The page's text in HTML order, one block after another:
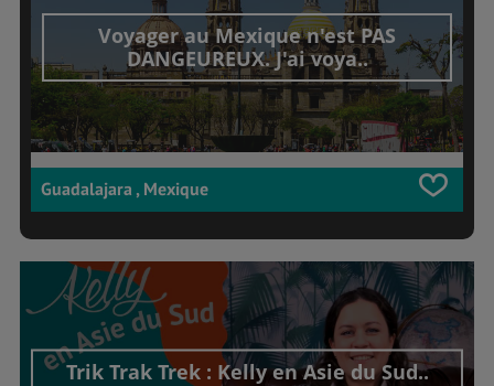
Voyager au Mexique n'est PAS
DANGEUREUX. J'ai voya..
Guadalajara , Mexique
Trik Trak Trek : Kelly en Asie du Sud..